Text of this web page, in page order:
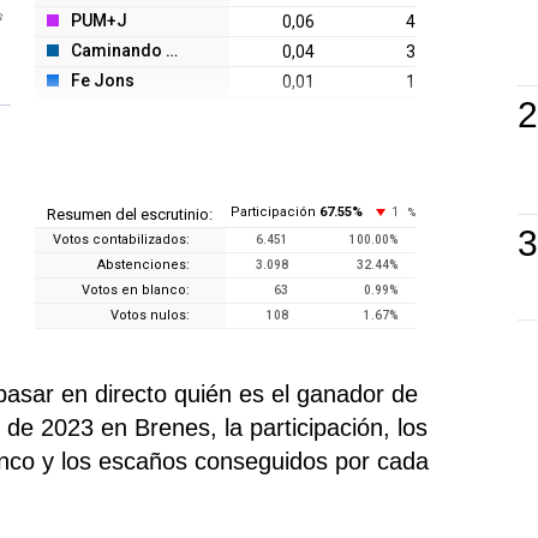
PUM+J
0,06
4
Caminando J.
0,04
3
Fe Jons
0,01 1
Resumen del escrutinio: Participación 67.55% 1 %
Votos contabilizados: 6.451 100.00%
Abstenciones: 3.098 32.44%
Votos en blanco: 63 0.99%
Votos nulos: 108 1.67%
en directo quién es el ganador de
2023 en Brenes, la participación, los
y los escaños conseguidos por cada